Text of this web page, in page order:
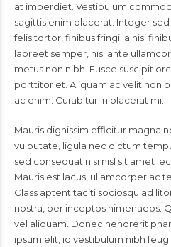
at imperdiet. Vestibulum
sagittis enim placerat. Integer
felis tortor, finibus fringilla nisi
laoreet semper, nisi ante
metus non nibh. Fusce suscipit
porttitor et. Aliquam ac velit non
ac enim. Curabitur in placerat mi.
Mauris dignissim efficitur magna
vulputate, ligula nec dictum
sed consequat nisi nisl sit amet
Mauris est lacus, ullamcorper ac
Class aptent taciti sociosqu ad
nostra, per inceptos himenaeos.
vel aliquam. Donec hendrerit
ipsum elit, id vestibulum nibh